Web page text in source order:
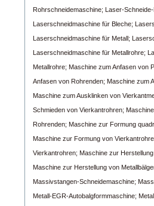
Rohrschneidemaschine; Laser-
Laserschneidmaschine für Bleche;
Laserschneidmaschine für Metall;
Laserschneidmaschine für Metallrohre;
Metallrohre; Maschine zum Anfasen von
Anfasen von Rohrenden; Maschine zum
Maschine zum Ausklinken von
Schmieden von Vierkantrohren;
Rohrenden; Maschine zur Formung
Maschine zur Formung von
Vierkantrohren; Maschine zur
Maschine zur Herstellung von
Massivstangen-Schneidemaschine;
Metall-EGR-Autobalgformmaschine;